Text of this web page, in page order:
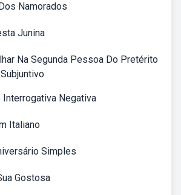
Namorados
Junina
Na Segunda Pessoa Do Pretérito
Interrogativa Negativa
Italiano
Simples
Gostosa